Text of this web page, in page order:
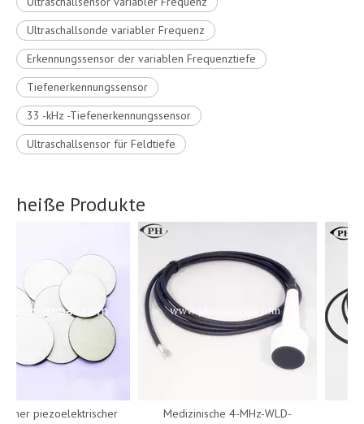
Ultraschallsonde variabler Frequenz
Erkennungssensor der variablen Frequenztiefe
Tiefenerkennungssensor
33 -kHz -Tiefenerkennungssensor
Ultraschallsensor für Feldtiefe
heiße Produkte
piezoelektrischer
Medizinische 4-MHz-WLD-